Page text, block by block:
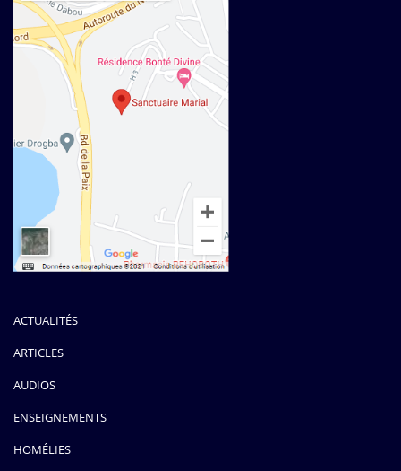
ACTUALITÉS
ARTICLES
AUDIOS
ENSEIGNEMENTS
HOMÉLIES